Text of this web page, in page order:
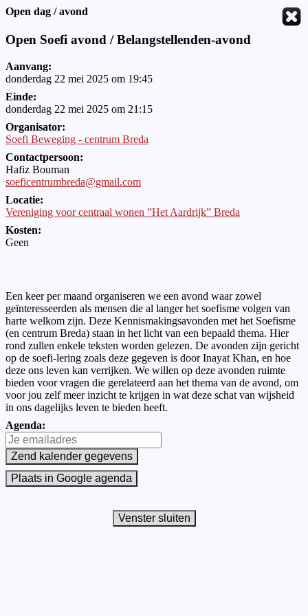
Open dag / avond
Open Soefi avond / Belangstellenden-avond
Aanvang:
donderdag 22 mei 2025 om 19:45
Einde:
donderdag 22 mei 2025 om 21:15
Organisator:
Soefi Beweging - centrum Breda
Contactpersoon:
Hafiz Bouman
soeficentrumbreda@gmail.com
Locatie:
Vereniging voor centraal wonen ”Het Aardrijk” Breda
Kosten:
Geen
Een keer per maand organiseren we een avond waar zowel
geïnteresseerden als mensen die al langer het soefisme volgen van
harte welkom zijn. Deze Kennismakingsavonden met het Soefisme
(en centrum Breda) staan in het licht van een bepaald thema. Hier
rond zullen enkele teksten worden gelezen. De avonden zijn gericht
op de soefi-lering zoals deze gegeven is door Inayat Khan, en hoe
deze ons leven kan verrijken. We willen op deze avonden ruimte
bieden voor vragen die gerelateerd aan het thema van de avond, om
voor jou zelf meer inzicht te krijgen in wat deze schat van wijsheid
in ons dagelijks leven te bieden heeft.
Agenda: